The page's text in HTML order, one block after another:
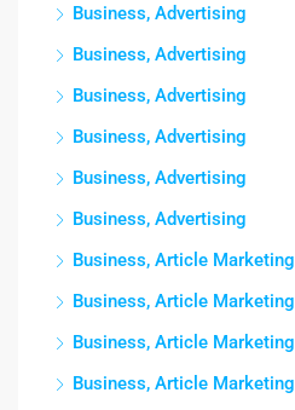
Business, Advertising
Business, Advertising
Business, Advertising
Business, Advertising
Business, Advertising
Business, Advertising
Business, Article Marketing
Business, Article Marketing
Business, Article Marketing
Business, Article Marketing